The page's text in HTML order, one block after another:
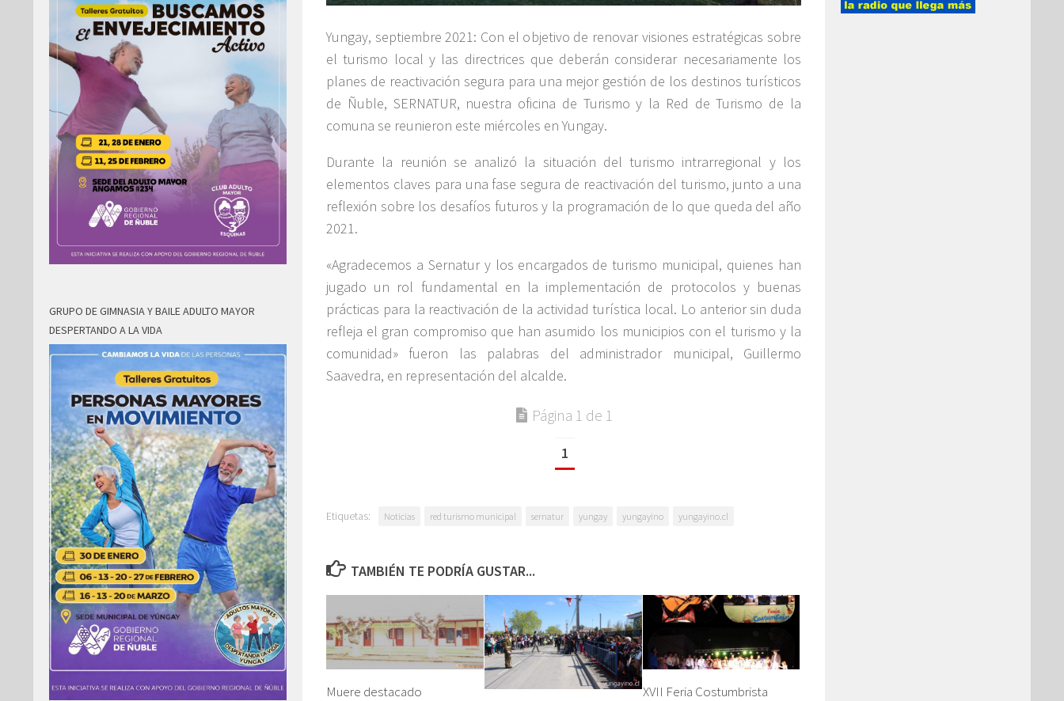
Yungay, septiembre 2021: Con el objetivo de renovar visiones estratégicas sobre
el turismo local y las directrices que deberán considerar necesariamente los
planes de reactivación segura para una mejor gestión de los destinos turísticos
de Ñuble, SERNATUR, nuestra oficina de Turismo y la Red de Turismo de la
comuna se reunieron este miércoles en Yungay.
Durante la reunión se analizó la situación del turismo intrarregional y los
elementos claves para una fase segura de reactivación del turismo, junto a una
reflexión sobre los desafíos futuros y la programación de lo que queda del año
2021.
«Agradecemos a Sernatur y los encargados de turismo municipal, quienes han
jugado un rol fundamental en la implementación de protocolos y buenas
prácticas para la reactivación de la actividad turística local. Lo anterior sin duda
refleja el gran compromiso que han asumido los municipios con el turismo y la
comunidad» fueron las palabras del administrador municipal, Guillermo
Saavedra, en representación del alcalde.
Página 1 de 1
1
Etiquetas: Noticias red turismo municipal sernatur yungay yungayino yungayino.cl
TAMBIÉN TE PODRÍA GUSTAR...
Muere destacado
XVII Feria Costumbrista
GRUPO DE GIMNASIA Y BAILE ADULTO MAYOR
DESPERTANDO A LA VIDA